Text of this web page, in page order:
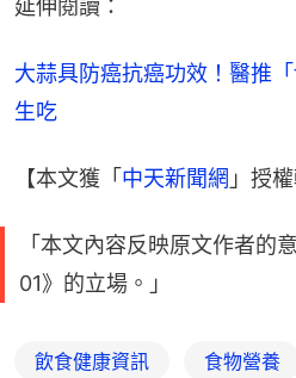
延伸閱讀：
大蒜具防癌抗癌功效！醫推
生吃
【本文獲「中天新聞網 」授
「本文內容反映原文作者的
01》的立場。」
飲食健康資訊 食物營養